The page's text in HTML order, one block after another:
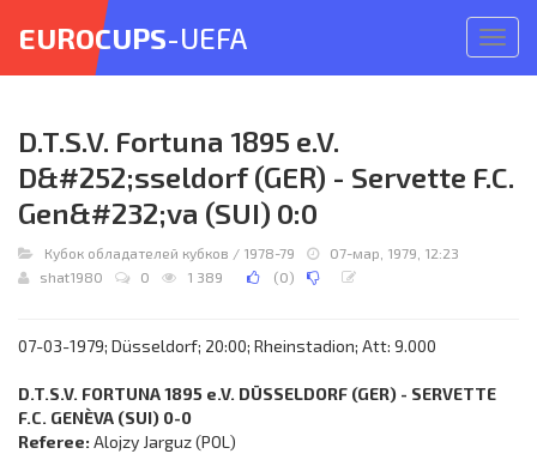
меню
EUROCUPS-UEFA
D.T.S.V. Fortuna 1895 e.V.
D&#252;sseldorf (GER) - Servette F.C.
Gen&#232;va (SUI) 0:0
Кубок обладателей кубков / 1978-79
07-мар, 1979, 12:23
shat1980
0 1 389 (0)
07-03-1979; Düsseldorf; 20:00; Rheinstadion; Att: 9.000
D.T.S.V. FORTUNA 1895 e.V. DÜSSELDORF (GER) - SERVETTE
F.C. GENÈVA (SUI) 0-0
Referee: Alojzy Jarguz (POL)